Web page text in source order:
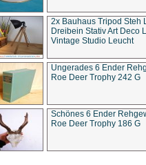
2x Bauhaus Tripod Steh
Dreibein Stativ Art Deco
Vintage Studio Leucht
Ungerades 6 Ender
Roe Deer Trophy 242 G
Schönes 6 Ender
Roe Deer Trophy 186 G